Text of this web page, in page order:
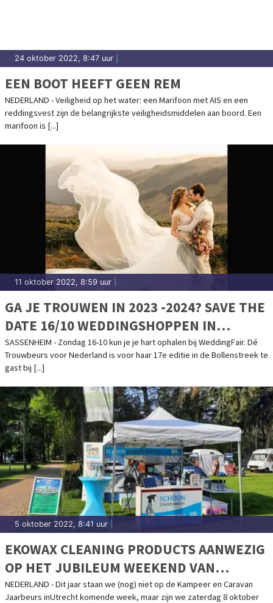
24 oktober 2022, 8:47 uur
EEN BOOT HEEFT GEEN REM
NEDERLAND - Veiligheid op het water: een Marifoon met AIS en een
reddingsvest zijn de belangrijkste veiligheidsmiddelen aan boord. Een
marifoon is [...]
11 oktober 2022, 8:59 uur
GA JE TROUWEN IN 2023 -2024? SAVE THE
DATE 16/10 WEDDINGSHOPPEN IN
SASSENHEIM!
SASSENHEIM - Zondag 16-10 kun je je hart ophalen bij WeddingFair. Dé
Trouwbeurs voor Nederland is voor haar 17e editie in de Bollenstreek te
gast bij [...]
5 oktober 2022, 8:41 uur
EKOWAX CLEANING PRODUCTS AANWEZIG
OP HET JUBILEUM WEEKEND VAN
CAMPERCLUBNEDERLAND
NEDERLAND - Dit jaar staan we (nog) niet op de Kampeer en Caravan
Jaarbeurs inUtrecht komende week, maar zijn we zaterdag 8 oktober